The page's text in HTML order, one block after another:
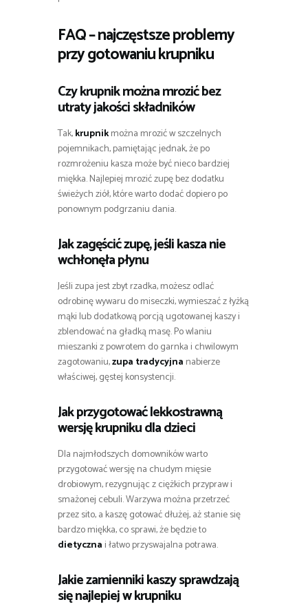
FAQ – najczęstsze problemy
przy gotowaniu krupniku
Czy krupnik można mrozić bez
utraty jakości składników
Tak,krupnikmożna mrozić w szczelnych
pojemnikach, pamiętając jednak, że po
rozmrożeniu kasza może być nieco bardziej
miękka. Najlepiej mrozić zupę bez dodatku
świeżych ziół, które warto dodać dopiero po
ponownym podgrzaniu dania.
Jak zagęścić zupę, jeśli kasza nie
wchłonęła płynu
Jeśli zupa jest zbyt rzadka, możesz odlać
odrobinę wywaru do miseczki, wymieszać z łyżką
mąki lub dodatkową porcją ugotowanej kaszy i
zblendować na gładką masę. Po wlaniu
mieszanki z powrotem do garnka i chwilowym
zagotowaniu,zupa tradycyjna nabierze
właściwej, gęstej konsystencji.
Jak przygotować lekkostrawną
wersję krupniku dla dzieci
Dla najmłodszych domowników warto
przygotować wersję na chudym mięsie
drobiowym, rezygnując z ciężkich przypraw i
smażonej cebuli. Warzywa można przetrzeć
przez sito, a kaszę gotować dłużej, aż stanie się
bardzo miękka, co sprawi, że będzie to
dietyczna i łatwo przyswajalna potrawa.
Jakie zamienniki kaszy sprawdzają
się najlepiej w krupniku